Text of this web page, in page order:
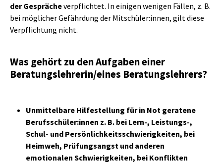
der Gesprächeverpflichtet. In einigen wenigen Fällen, z. B.
bei möglicher Gefährdung der Mitschüler:innen, gilt diese
Verpflichtung nicht.
Was gehört zu den Aufgaben einer
Beratungslehrerin/eines Beratungslehrers?
Unmittelbare Hilfestellung für in Not geratene
Berufsschüler:innen z. B. bei Lern-, Leistungs-,
Schul- und Persönlichkeitsschwierigkeiten, bei
Heimweh, Prüfungsangst und anderen
emotionalen Schwierigkeiten, bei Konflikten